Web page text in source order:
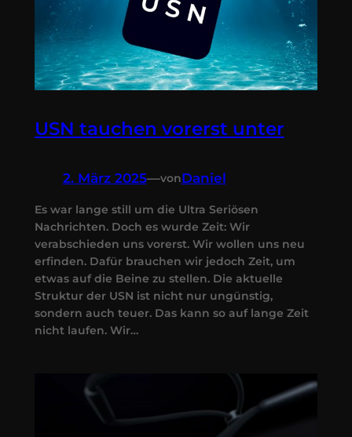
USN tauchen vorerst unter
2. März 2025—vonDaniel
Es war lange still um die Ultra Seriösen
Nachrichten. Doch es wurde Zeit: Wir
verabschieden uns vorerst. Wir wollen uns neu
erfinden. Dafür brauchen wir jedoch Zeit, um
etwas auf die Beine zu stellen. Die aktuelle
Struktur der USN ist nicht nur ungünstig,
sondern auch teuer. Das kann so auf lange Zeit
nicht laufen. Wir…